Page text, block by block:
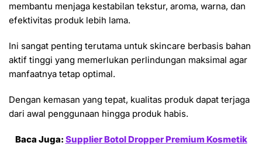
membantu menjaga kestabilan tekstur, aroma, warna, dan
efektivitas produk lebih lama.
Ini sangat penting terutama untuk skincare berbasis bahan
aktif tinggi yang memerlukan perlindungan maksimal agar
manfaatnya tetap optimal.
Dengan kemasan yang tepat, kualitas produk dapat terjaga
dari awal penggunaan hingga produk habis.
Baca Juga: Supplier Botol Dropper Premium Kosmetik